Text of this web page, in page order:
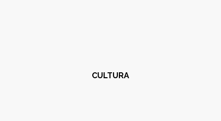
CULTURA